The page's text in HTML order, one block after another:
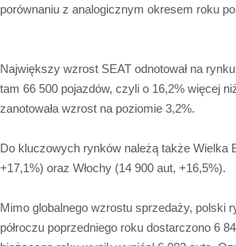
porównaniu z analogicznym okresem roku
Największy wzrost SEAT odnotował na
tam 66 500 pojazdów, czyli o 16,2% więcej
zanotowała wzrost na poziomie 3,2%.
Do kluczowych rynków należą także Wielka
+17,1%) oraz Włochy (14 900 aut, +16,5%).
Mimo globalnego wzrostu sprzedaży, polski
półroczu poprzedniego roku dostarczono 6